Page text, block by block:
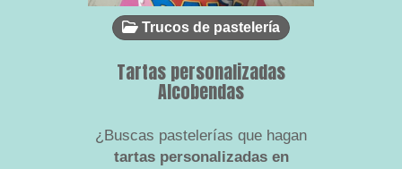
Trucos de pastelería
Tartas personalizadas
Alcobendas
¿Buscas pastelerías que hagan
tartas personalizadas en